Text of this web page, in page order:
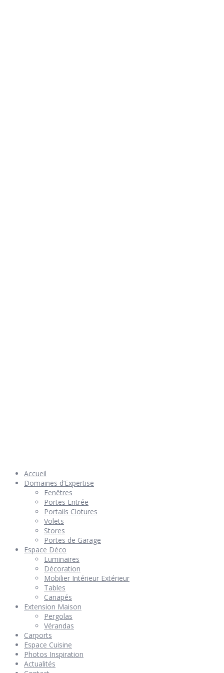
Accueil
Domaines d’Expertise
Fenêtres
Portes Entrée
Portails Clotures
Volets
Stores
Portes de Garage
Espace Déco
Luminaires
Décoration
Mobilier Intérieur Extérieur
Tables
Canapés
Extension Maison
Pergolas
Vérandas
Carports
Espace Cuisine
Photos Inspiration
Actualités